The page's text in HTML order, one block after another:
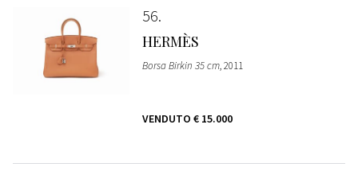
56
HERMÈS
Borsa Birkin 35 cm, 2011
VENDUTO € 15.000